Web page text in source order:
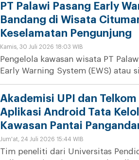
PT Palawi Pasang Early
Bandang di Wisata
Keselamatan Pengunjung
Kamis, 30 Juli 2026 18:03 WIB
Pengelola kawasan wisata PT
Early Warning System (EWS) atau
Akademisi UPI dan
Aplikasi Android Tata
Kawasan Pantai
Jum'at, 24 Juli 2026 15:44 WIB
Tim peneliti dari Universitas